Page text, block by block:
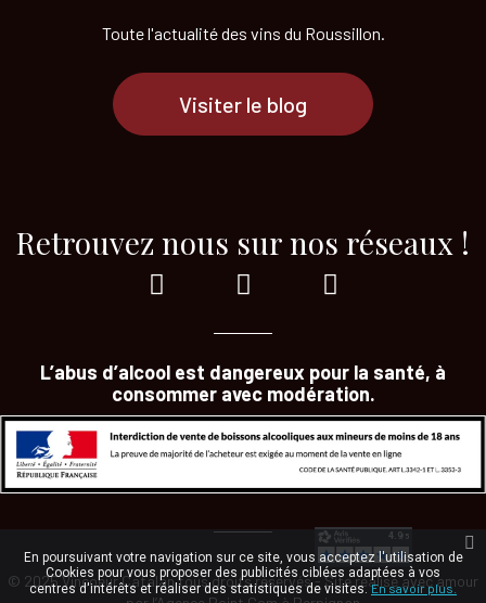
Toute l'actualité des vins du Roussillon.
Visiter le blog
Retrouvez nous sur nos réseaux !
L’abus d’alcool est dangereux pour la santé, à
consommer avec modération.
© 2025 Vincoeur Catalan tous droits réservés - Site réalisé avec amour
En poursuivant votre navigation sur ce site, vous acceptez l'utilisation de
Cookies pour vous proposer des publicités ciblées adaptées à vos
centres d'intérêts et réaliser des statistiques de visites.En savoir plus.